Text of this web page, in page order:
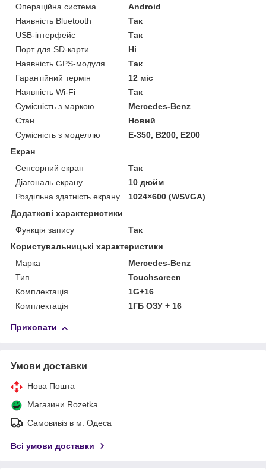
Операційна система
Android
Наявність Bluetooth
Так
USB-інтерфейс
Так
Порт для SD-карти
Ні
Наявність GPS-модуля
Так
Гарантійний термін
12 міс
Наявність Wi-Fi
Так
Сумісність з маркою
Mercedes-Benz
Стан
Новий
Сумісність з моделлю
E-350, B200, E200
Екран
Сенсорний екран
Так
Діагональ екрану
10 дюйм
Роздільна здатність екрану
1024×600 (WSVGA)
Додаткові характеристики
Функція запису
Так
Користувальницькі характеристики
Марка
Mercedes-Benz
Тип
Touchscreen
Комплектація
1G+16
Комплектація
1ГБ ОЗУ + 16
Приховати
Умови доставки
Нова Пошта
Магазини Rozetka
Самовивіз в м. Одеса
Всі умови доставки